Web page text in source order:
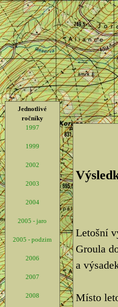
Jednotlivé
ročníky
1997
1999
2002
2003
2004
2005 - jaro
2005 - podzim
2006
2007
2008
Letošní
Groula
a
Místo